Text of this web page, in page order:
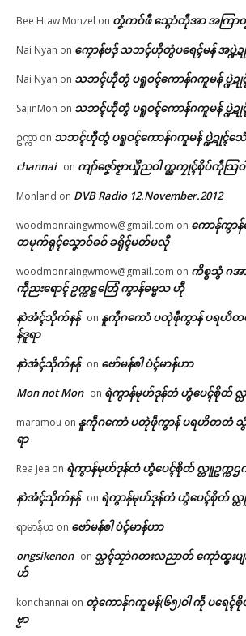
Bee Htaw Monzel on တၞံကဝ်ဖီ သ္ဂောံတဵုအာ အကြာ
Nai Nyan on ကၠောန်ဗဒှ် သဘၚ်ဟီုတွံပရေၚ်မန် အပ္ဍဲ
Nai Nyan on သဘၚ်ဟီုတွံ ပရူဝၚ်ကောန်ဂကူမန် ပ္ဍဲဍု
SajinMon on သဘၚ်ဟီုတွံ ပရူဝၚ်ကောန်ဂကူမန် ပ္ဍဲဍု
ဥက္ကာ on သဘၚ်ဟီုတွံ ပရူဝၚ်ကောန်ဂကူမန် ပ္ဍဲဍုၚ်သေံ
channai on ကျာ်ဇၞော်ဗၟာယှိုဲညဝါ က္ညကၠုၚ်စိုပ်ကဵုသြဝါ
Monland on DVB Radio 12.November.2012
woodmonraingwmow@gmail.com on ကောန်ကွာန်
တမုက်ရုၚ်သၞောဝ်ဓဝ် ခရိုၚ်မတ်မလီု
woodmonraingwmow@gmail.com on ကိစ္စသွံ ဂ
ကဵုညးရောၚ် ဥက္ကဋ္ဌတြေံ ကွာန်ဓမ္မသ ဟီု
နာဲအံၚ်သိုက်နန် on နူကဵုဂကောံ ပတုဲဖဵုကွာန် ပရဟိ
န်ဒူရာ
နာဲအံၚ်သိုက်နန် on ဗော်မန်ၜါ ပံၚ်မာန်ဟာ
Mon not Mon on ရဲကွာန်မုဟ်ဒုန်တံ ဟွံပေၚ်စိုတ် လ္
maramou on နူကဵုဂကောံ ပတုဲဖဵုကွာန် ပရဟိတတံ သွံ
ရာ
Rea Jea on ရဲကွာန်မုဟ်ဒုန်တံ ဟွံပေၚ်စိုတ် လ္တူဥက္ကဌ
နာဲအံၚ်သိုက်နန် on ရဲကွာန်မုဟ်ဒုန်တံ ဟွံပေၚ်စိုတ် လ္
ရာမာန်ယ on ဗော်မန်ၜါ ပံၚ်မာန်ဟာ
ongsikenon on သ္ဘၚ်သၠာဲဂတးလညာတ် ကေုာံထ္ၜး
ဟ်
konchannai on တ္ၚဲကောန်ဂကူမန်(၆၅)ဝါ ကဵု ပရေ
ဗၟာ